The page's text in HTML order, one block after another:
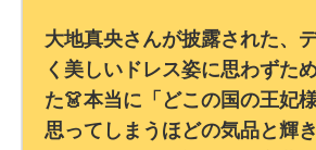
大地真央さんが披露された、
く美しいドレス姿に思わずた
た👗本当に「どこの国の王妃
思ってしまうほどの気品と輝